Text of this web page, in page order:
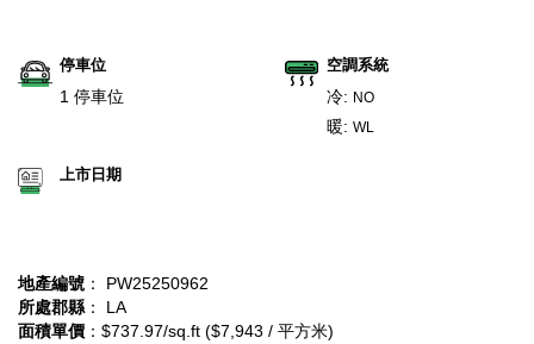
停車位
1 停車位
空調系統
冷: NO
暖: WL
上市日期
地產編號 ： PW25250962
所處郡縣 ： LA
面積單價 ：$737.97/sq.ft ($7,943 / 平方米)